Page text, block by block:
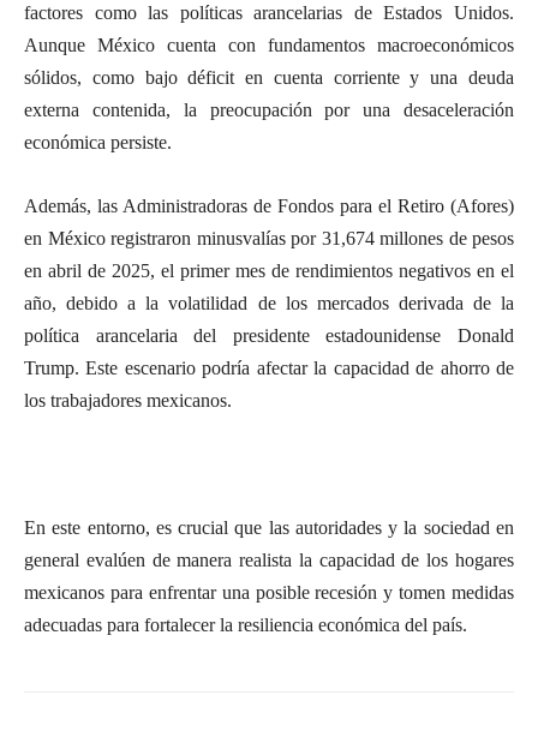
factores como las políticas arancelarias de Estados Unidos.
Aunque México cuenta con fundamentos macroeconómicos
sólidos, como bajo déficit en cuenta corriente y una deuda
externa contenida, la preocupación por una desaceleración
económica persiste.
Además, las Administradoras de Fondos para el Retiro (Afores)
en México registraron minusvalías por 31,674 millones de pesos
en abril de 2025, el primer mes de rendimientos negativos en el
año, debido a la volatilidad de los mercados derivada de la
política arancelaria del presidente estadounidense Donald
Trump. Este escenario podría afectar la capacidad de ahorro de
los trabajadores mexicanos.
En este entorno, es crucial que las autoridades y la sociedad en
general evalúen de manera realista la capacidad de los hogares
mexicanos para enfrentar una posible recesión y tomen medidas
adecuadas para fortalecer la resiliencia económica del país.